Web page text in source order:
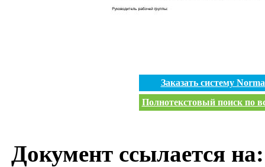
Заказать систему
Полнотекстовый поиск по
Документ ссылается на: